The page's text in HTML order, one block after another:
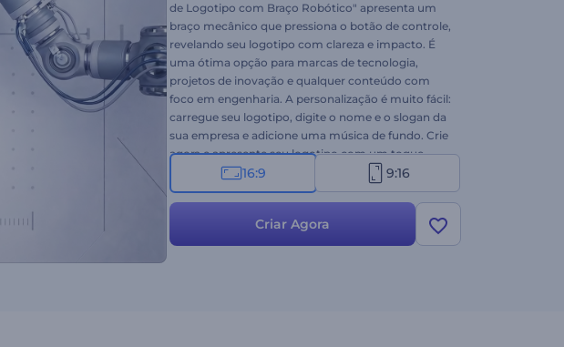
de Logotipo com Braço Robótico" apresenta um
braço mecânico que pressiona o botão de controle,
revelando seu logotipo com clareza e impacto. É
uma ótima opção para marcas de tecnologia,
projetos de inovação e qualquer conteúdo com
foco em engenharia. A personalização é muito fácil:
carregue seu logotipo, digite o nome e o slogan da
sua empresa e adicione uma música de fundo. Crie
agora e apresente seu logotipo com um toque
moderno!
16:9 9:16
Criar Agora